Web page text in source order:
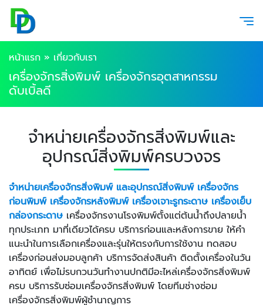
หน้าแรก » เกี่ยวกับเรา
เครื่องจักรสิ่งพิมพ์ เครื่องจักรอุตสาหกรรม
ดับเบิ้ลดี
จำหน่ายเครื่องจักรสิ่งพิมพ์และ
อุปกรณ์สิ่งพิมพ์ครบวงจร
จำหน่ายเครื่องจักรสิ่งพิมพ์ และอุปกรณ์สิ่งพิมพ์ เครื่องจักร
ก่อนพิมพ์ เครื่องจักรหลังพิมพ์ เครื่องเจาะรูกระดาษ เครื่องเย็บ
กล่องกระดาษ เครื่องจักรงานโรงพิมพ์ตั้งแต่ต้นน้ำถึงปลายน้ำ
ทุกประเภท มาที่เดียวได้ครบ บริการก่อนและหลังการขาย ให้คำ
แนะนำในการเลือกเครื่องและรุ่นให้ตรงกับการใช้งาน ทดสอบ
เครื่องก่อนส่งมอบลูกค้า บริการจัดส่งสินค้า ติดตั้งเครื่องในวัน
อาทิตย์ เพื่อไม่รบกวนวันทำงานปกติมีอะไหล่เครื่องจักรสิ่งพิมพ์
ครบ บริการรับซ่อมเครื่องจักรสิ่งพิมพ์ โดยทีมช่างซ่อม
เครื่องจักรสิ่งพิมพ์ผู้ชำนาญการ